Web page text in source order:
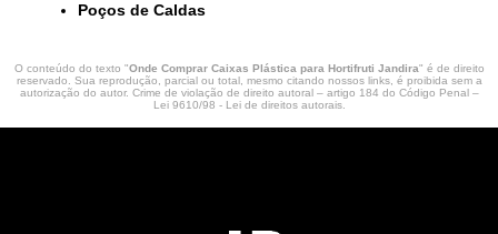
Poços de Caldas
O conteúdo do texto "Onde Comprar Caixas Plástica para Hortifruti Jandira" é de direito
reservado. Sua reprodução, parcial ou total, mesmo citando nossos links, é proibida sem a
autorização do autor. Crime de violação de direito autoral – artigo 184 do Código Penal –
Lei 9610/98 - Lei de direitos autorais.